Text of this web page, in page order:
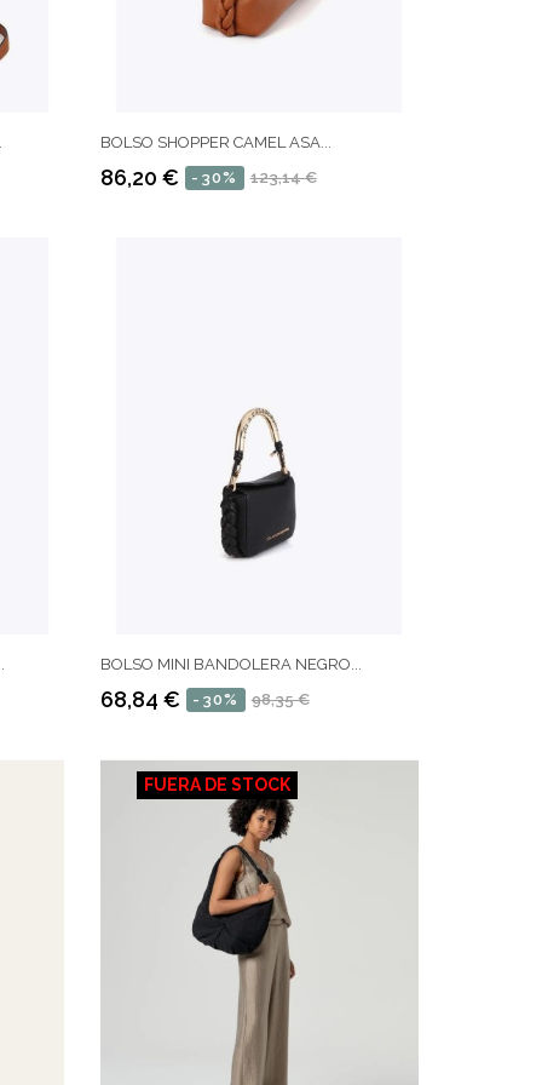
BOLSO SHOPPER CAMEL ASA...
Precio
123,14 €
-30%
Precio
86,20 €
BOLSO MINI BANDOLERA NEGRO...
Precio
98,35 €
-30%
Precio
68,84 €
FUERA DE STOCK